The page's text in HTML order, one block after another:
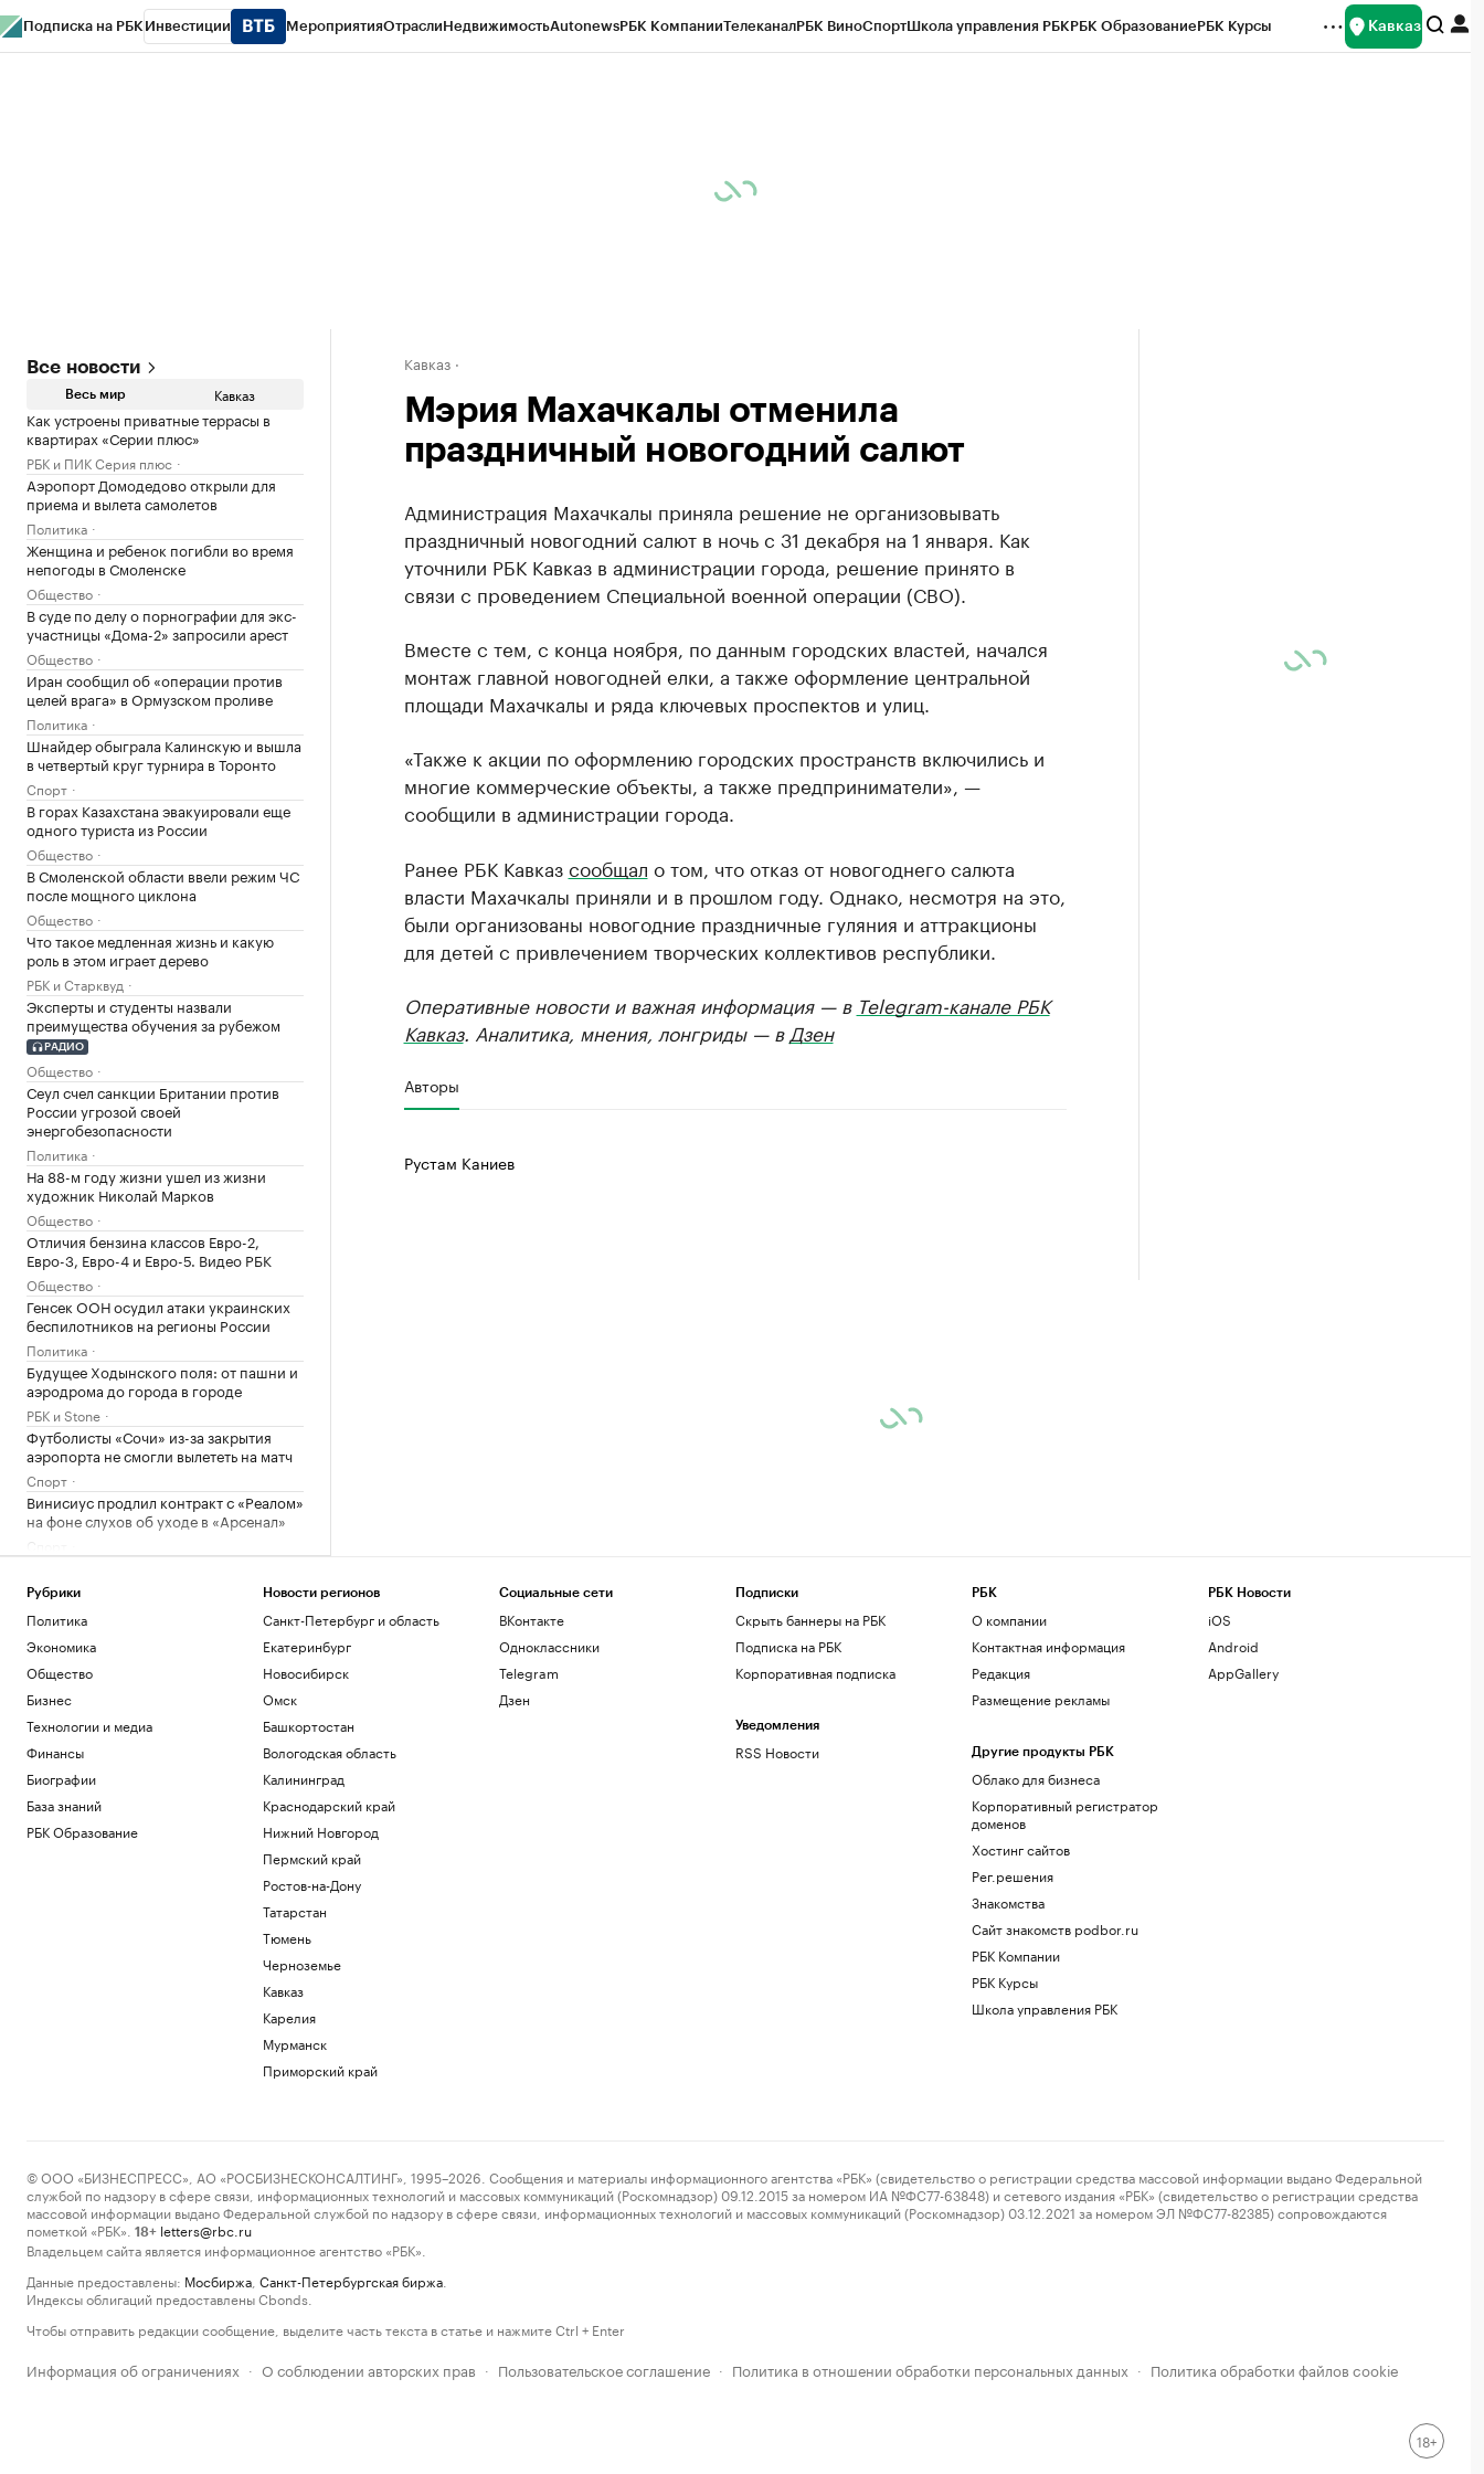
Подписка на РБК Инвестиции МероприятияОтраслиНедвижимостьAutonewsРБК КомпанииТелеканалРБК ВиноСпортШкола управления РБКРБК ОбразованиеРБК Курсы Кавказ
Все новости
Весь мир Кавказ
Как устроены приватные террасы в
квартирах «Серии плюс»
РБК и ПИК Серия плюс
Аэропорт Домодедово открыли для
приема и вылета самолетов
Политика
Женщина и ребенок погибли во время
непогоды в Смоленске
Общество
В суде по делу о порнографии для экс-
участницы «Дома-2» запросили арест
Общество
Иран сообщил об «операции против
целей врага» в Ормузском проливе
Политика
Шнайдер обыграла Калинскую и вышла
в четвертый круг турнира в Торонто
Спорт
В горах Казахстана эвакуировали еще
одного туриста из России
Общество
В Смоленской области ввели режим ЧС
после мощного циклона
Общество
Что такое медленная жизнь и какую
роль в этом играет дерево
РБК и Старквуд
Эксперты и студенты назвали
преимущества обучения за рубежом
РАДИО
Общество
Сеул счел санкции Британии против
России угрозой своей
энергобезопасности
Политика
На 88-м году жизни ушел из жизни
художник Николай Марков
Общество
Отличия бензина классов Евро-2,
Евро-3, Евро-4 и Евро-5. Видео РБК
Общество
Генсек ООН осудил атаки украинских
беспилотников на регионы России
Политика
Будущее Ходынского поля: от пашни и
аэродрома до города в городе
РБК и Stone
Футболисты «Сочи» из-за закрытия
аэропорта не смогли вылететь на матч
Спорт
Винисиус продлил контракт с «Реалом»
на фоне слухов об уходе в «Арсенал»
Спорт
золото на чемпионате Европы
«Аэрофлот» предупредил об
изменении расписания в Сочи и
Геленджике
Политика
потушенных резервуарах с топливом
Политика
Кавказ
Мэрия Махачкалы отменила
праздничный новогодний салют
Администрация Махачкалы приняла решение не организовывать
праздничный новогодний салют в ночь с 31 декабря на 1 января. Как
уточнили РБК Кавказ в администрации города, решение принято в
связи с проведением Специальной военной операции (СВО).
Вместе с тем, с конца ноября, по данным городских властей, начался
монтаж главной новогодней елки, а также оформление центральной
площади Махачкалы и ряда ключевых проспектов и улиц.
«Также к акции по оформлению городских пространств включились и
многие коммерческие объекты, а также предприниматели», —
сообщили в администрации города.
Ранее РБК Кавказсообщал о том, что отказ от новогоднего салюта
власти Махачкалы приняли и в прошлом году. Однако, несмотря на это,
были организованы новогодние праздничные гуляния и аттракционы
для детей с привлечением творческих коллективов республики.
Оперативные новости и важная информация — в Telegram-канале РБК
Кавказ. Аналитика, мнения, лонгриды — в Дзен
Авторы
Рустам Каниев
Рубрики
Политика
Экономика
Общество
Бизнес
Технологии и медиа
Финансы
Биографии
База знаний
РБК Образование
Новости регионов
Санкт-Петербург и область
Екатеринбург
Новосибирск
Омск
Башкортостан
Вологодская область
Калининград
Краснодарский край
Нижний Новгород
Пермский край
Ростов-на-Дону
Татарстан
Тюмень
Черноземье
Кавказ
Карелия
Мурманск
Приморский край
Социальные сети
ВКонтакте
Одноклассники
Telegram
Дзен
Подписки
Скрыть баннеры на РБК
Подписка на РБК
Корпоративная подписка
Уведомления
RSS Новости
РБК
О компании
Контактная информация
Редакция
Размещение рекламы
Другие продукты РБК
Облако для бизнеса
Корпоративный регистратор
доменов
Хостинг сайтов
Рег.решения
Знакомства
Сайт знакомств podbor.ru
РБК Компании
РБК Курсы
Школа управления РБК
РБК Новости
iOS
Android
AppGallery
© ООО «БИЗНЕСПРЕСС», АО «РОСБИЗНЕСКОНСАЛТИНГ», 1995–2026. Сообщения и материалы информационного агентства «РБК» (свидетельство о регистрации средства массовой информации выдано Федеральной
службой по надзору в сфере связи, информационных технологий и массовых коммуникаций (Роскомнадзор) 09.12.2015 за номером ИА №ФС77-63848) и сетевого издания «РБК» (свидетельство о регистрации средства
массовой информации выдано Федеральной службой по надзору в сфере связи, информационных технологий и массовых коммуникаций (Роскомнадзор) 03.12.2021 за номером ЭЛ №ФС77-82385) сопровождаются
пометкой «РБК».
18+ letters@rbc.ru
Владельцем сайта является информационное агентство «РБК».
Данные предоставлены: Мосбиржа Санкт-Петербургская биржа
Индексы облигаций предоставлены Cbonds.
Чтобы отправить редакции сообщение, выделите часть текста в статье и нажмите Ctrl + Enter
Информация об ограничениях · О соблюдении авторских прав · Пользовательское соглашение · Политика в отношении обработки персональных данных · Политика обработки файлов cookie
18+